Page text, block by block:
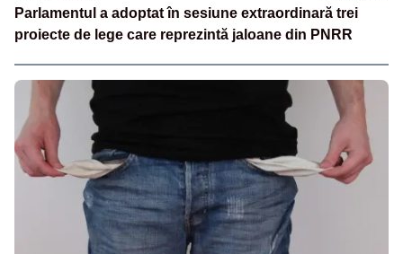
Parlamentul a adoptat în sesiune extraordinară trei
proiecte de lege care reprezintă jaloane din PNRR